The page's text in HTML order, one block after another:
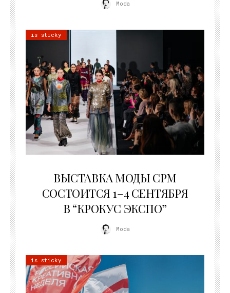
Moda
is sticky
ВЫСТАВКА МОДЫ CPM
СОСТОИТСЯ 1–4 СЕНТЯБРЯ
В “КРОКУС ЭКСПО”
Moda
is sticky